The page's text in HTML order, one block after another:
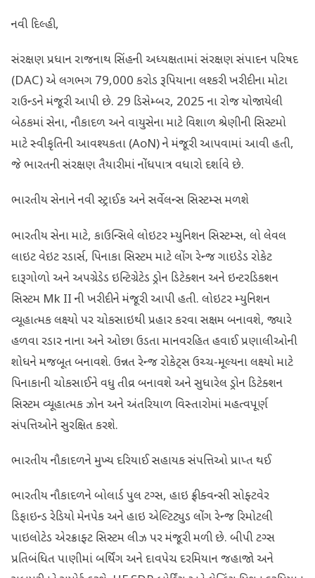
નવી દિલ્હી,
સંરક્ષણ પ્રધાન રાજનાથ સિંહની અધ્યક્ષતામાં સંરક્ષણ સંપાદન પરિષદ
(DAC) એ લગભગ 79,000 કરોડ રૂપિયાના લશ્કરી ખરીદીના મોટા
રાઉન્ડને મંજૂરી આપી છે. 29 ડિસેમ્બર, 2025 ના રોજ યોજાયેલી
બેઠકમાં સેના, નૌકાદળ અને વાયુસેના માટે વિશાળ શ્રેણીની સિસ્ટમો
માટે સ્વીકૃતિની આવશ્યકતા (AoN) ને મંજૂરી આપવામાં આવી હતી,
જે ભારતની સંરક્ષણ તૈયારીમાં નોંધપાત્ર વધારો દર્શાવે છે.
ભારતીય સેનાને નવી સ્ટ્રાઈક અને સર્વેલન્સ સિસ્ટમ્સ મળશે
ભારતીય સેના માટે, કાઉન્સિલે લોઇટર મ્યુનિશન સિસ્ટમ્સ, લો લેવલ
લાઇટ વેઇટ રડાર્સ, પિનાકા સિસ્ટમ માટે લોંગ રેન્જ ગાઇડેડ રોકેટ
દારૂગોળો અને અપગ્રેડેડ ઇન્ટિગ્રેટેડ ડ્રોન ડિટેક્શન અને ઇન્ટરડિકશન
સિસ્ટમ Mk II ની ખરીદીને મંજૂરી આપી હતી. લોઇટર મ્યુનિશન
વ્યૂહાત્મક લક્ષ્યો પર ચોકસાઇથી પ્રહાર કરવા સક્ષમ બનાવશે, જ્યારે
હળવા રડાર નાના અને ઓછા ઉડતા માનવરહિત હવાઈ પ્રણાલીઓની
શોધને મજબૂત બનાવશે. ઉન્નત રેન્જ રોકેટ્સ ઉચ્ચ-મૂલ્યના લક્ષ્યો માટે
પિનાકાની ચોકસાઈને વધુ તીવ્ર બનાવશે અને સુધારેલ ડ્રોન ડિટેક્શન
સિસ્ટમ વ્યૂહાત્મક ઝોન અને અંતરિયાળ વિસ્તારોમાં મહત્વપૂર્ણ
સંપત્તિઓને સુરક્ષિત કરશે.
ભારતીય નૌકાદળને મુખ્ય દરિયાઈ સહાયક સંપત્તિઓ પ્રાપ્ત થઈ
ભારતીય નૌકાદળને બોલાર્ડ પુલ ટગ્સ, હાઇ ફ્રીક્વન્સી સોફ્ટવેર
ડિફાઇન્ડ રેડિયો મેનપેક અને હાઇ એલ્ટિટ્યુડ લોંગ રેન્જ રિમોટલી
પાઇલોટેડ એરક્રાફ્ટ સિસ્ટમ લીઝ પર મંજૂરી મળી છે. બીપી ટગ્સ
પ્રતિબંધિત પાણીમાં બર્થિંગ અને દાવપેચ દરમિયાન જહાજો અને